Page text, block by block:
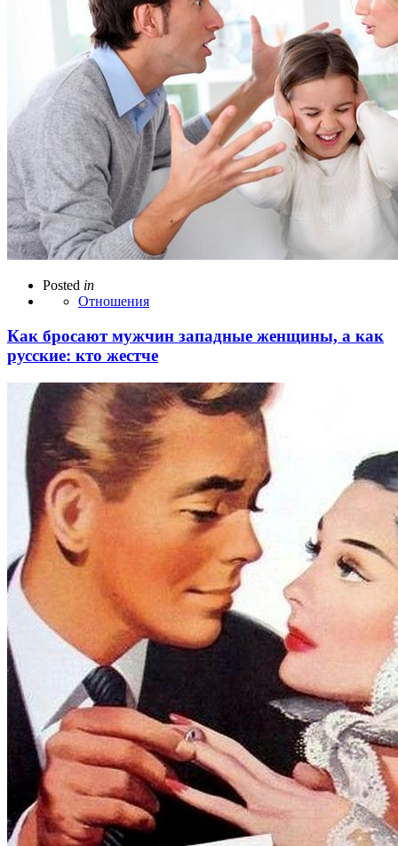
Posted in
Отношения
Как бросают мужчин западные женщины, а как
русские: кто жестче